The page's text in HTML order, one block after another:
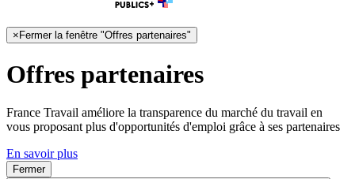
×Fermer la fenêtre "Offres partenaires"
Offres partenaires
France Travail améliore la transparence du marché du travail en
vous proposant plus d'opportunités d'emploi grâce à ses partenaires
En savoir plus
Fermer